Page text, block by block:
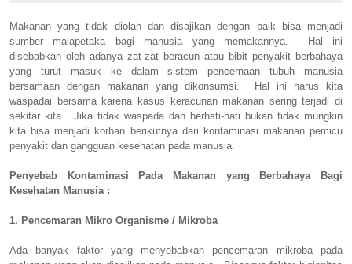
Makanan yang tidak diolah dan disajikan dengan baik bisa menjadi
sumber malapetaka bagi manusia yang memakannya. Hal ini
disebabkan oleh adanya zat-zat beracun atau bibit penyakit berbahaya
yang turut masuk ke dalam sistem pencernaan tubuh manusia
bersamaan dengan makanan yang dikonsumsi. Hal ini harus kita
waspadai bersama karena kasus keracunan makanan sering terjadi di
sekitar kita. Jika tidak waspada dan berhati-hati bukan tidak mungkin
kita bisa menjadi korban berikutnya dari kontaminasi makanan pemicu
penyakit dan gangguan kesehatan pada manusia.
Penyebab Kontaminasi Pada Makanan yang Berbahaya Bagi
Kesehatan Manusia :
1. Pencemaran Mikro Organisme / Mikroba
Ada banyak faktor yang menyebabkan pencemaran mikroba pada